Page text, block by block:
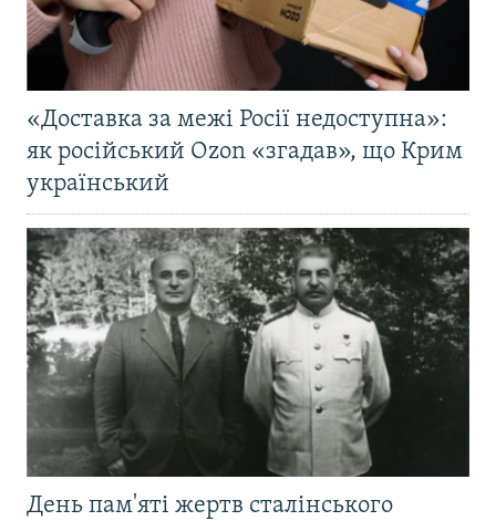
«Доставка за межі Росії недоступна»:
як російський Ozon «згадав», що Крим
український
День пам'яті жертв сталінського